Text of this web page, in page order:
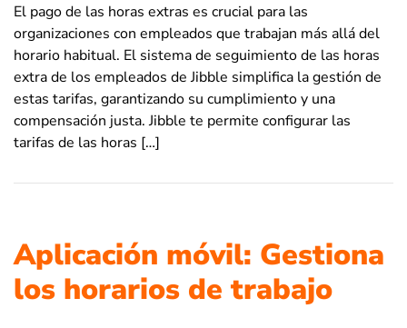
El pago de las horas extras es crucial para las
organizaciones con empleados que trabajan más allá del
horario habitual. El sistema de seguimiento de las horas
extra de los empleados de Jibble simplifica la gestión de
estas tarifas, garantizando su cumplimiento y una
compensación justa. Jibble te permite configurar las
tarifas de las horas […]
Aplicación móvil: Gestiona
los horarios de trabajo